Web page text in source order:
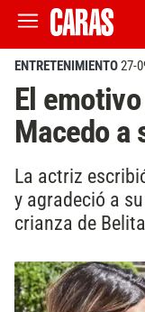
ENTRETENIMIENTO27-
El
Macedo a
La actriz
y agradeció a
crianza de